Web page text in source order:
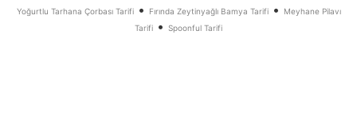
Yoğurtlu Tarhana Çorbası Tarifi• Fırında Zeytinyağlı Bamya Tarifi•
Meyhane Pilavı
Tarifi • Spoonful Tarifi